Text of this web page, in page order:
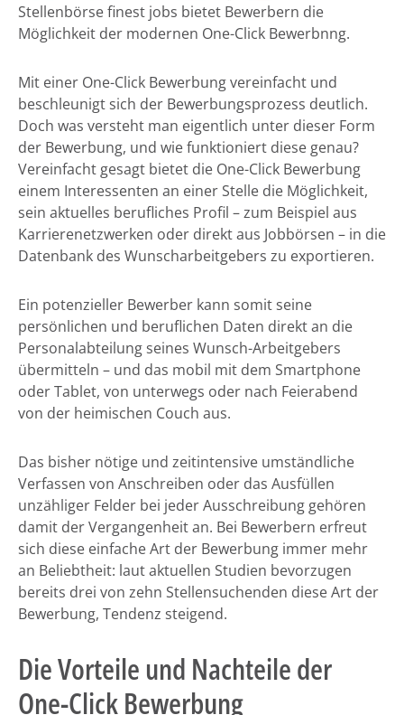
Stellenbörse finest jobs bietet Bewerbern die
Möglichkeit der modernen One-Click Bewerbnng.
Mit einer One-Click Bewerbung vereinfacht und
beschleunigt sich der Bewerbungsprozess deutlich.
Doch was versteht man eigentlich unter dieser Form
der Bewerbung, und wie funktioniert diese genau?
Vereinfacht gesagt bietet die One-Click Bewerbung
einem Interessenten an einer Stelle die Möglichkeit,
sein aktuelles berufliches Profil – zum Beispiel aus
Karrierenetzwerken oder direkt aus Jobbörsen – in die
Datenbank des Wunscharbeitgebers zu exportieren.
Ein potenzieller Bewerber kann somit seine
persönlichen und beruflichen Daten direkt an die
Personalabteilung seines Wunsch-Arbeitgebers
übermitteln – und das mobil mit dem Smartphone
oder Tablet, von unterwegs oder nach Feierabend
von der heimischen Couch aus.
Das bisher nötige und zeitintensive umständliche
Verfassen von Anschreiben oder das Ausfüllen
unzähliger Felder bei jeder Ausschreibung gehören
damit der Vergangenheit an. Bei Bewerbern erfreut
sich diese einfache Art der Bewerbung immer mehr
an Beliebtheit: laut aktuellen Studien bevorzugen
bereits drei von zehn Stellensuchenden diese Art der
Bewerbung, Tendenz steigend.
Die Vorteile und Nachteile der
One-Click Bewerbung